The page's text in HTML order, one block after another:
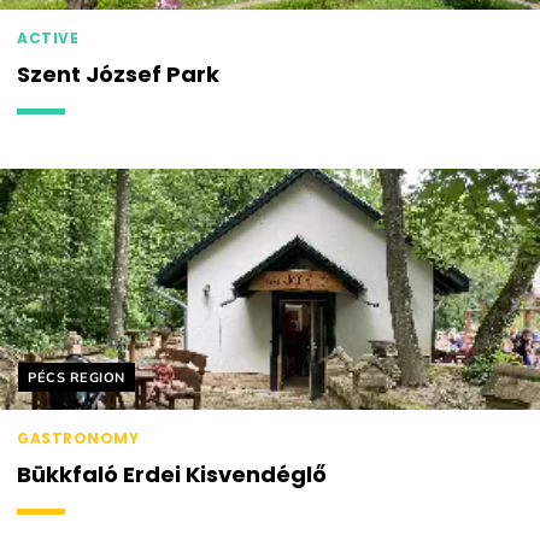
ACTIVE
Szent József Park
Helyszín címkék:
PÉCS REGION
GASTRONOMY
Bükkfaló Erdei Kisvendéglő